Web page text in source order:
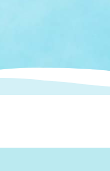
監査
市民意見募集(パブリックコ